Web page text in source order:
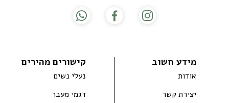
מידע חשוב
אודות
יצירת קשר
קישורים מהירים
נעלי נשים
דגמי מעבר